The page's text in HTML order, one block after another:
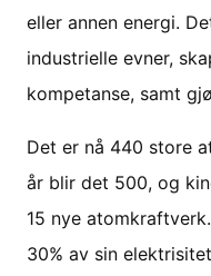
eller annen energi.
industrielle evner,
kompetanse, samt
Det er nå 440 store
år blir det 500, og
15 nye
30% av sin